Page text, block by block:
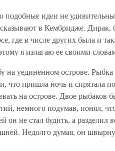
подобные идеи не
в Кембридже. Дирак,
где в числе других была и
я излагаю ее своими
на уединенном острове.
что пришла ночь и спрятала
на острове. Двое рыбаков
немного подумав, понял,
он не стал будить, а
Недолго думая, он